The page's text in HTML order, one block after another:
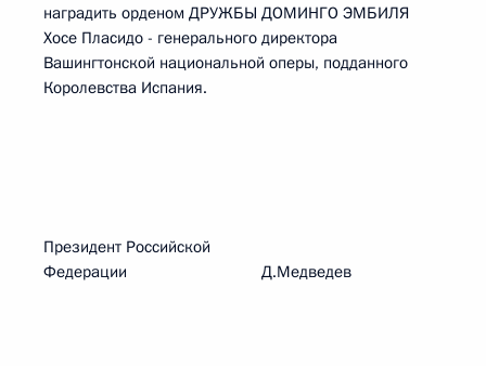
наградить орденом ДРУЖБЫ ДОМИНГО ЭМБИЛЯ
Хосе Пласидо - генерального директора
Вашингтонской национальной оперы, подданного
Королевства Испания.
Президент Российской
Федерации Д.Медведев